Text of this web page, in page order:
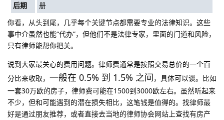
后期
册
你看，从头到尾，几乎每个关键节点都需要专业的法律知识。这些
事中介虽然也能“代办”，但他们不是法律专家，里面的门道和风险，
只有律师能帮你把关。
说到大家最关心的费用问题。律师费通常是按照交易总价的一个百
分比来收取， 一般在 0.5% 到 1.5% 之间，具体可以谈。比如
一套30万欧的房子，律师费可能在1500到3000欧左右。虽然听起来
不少，但和可能遇到的潜在损失相比，这笔钱是值得的。找律师最
好是通过朋友推荐，或者直接去当地的律师协会网站上查找有房产